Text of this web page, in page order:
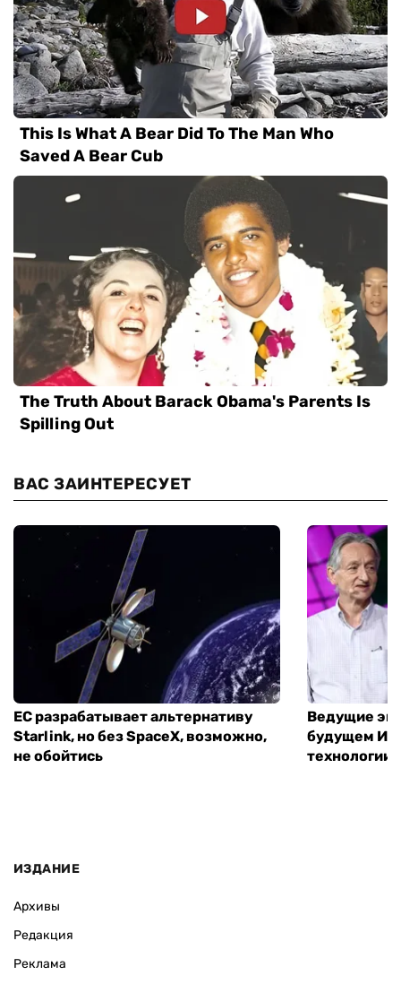
ВАС ЗАИНТЕРЕСУЕТ
ЕС разрабатывает альтернативу
Starlink, но без SpaceX, возможно,
не обойтись
Ведущие
будущем
технологии
ИЗДАНИЕ
Архивы
Редакция
Реклама